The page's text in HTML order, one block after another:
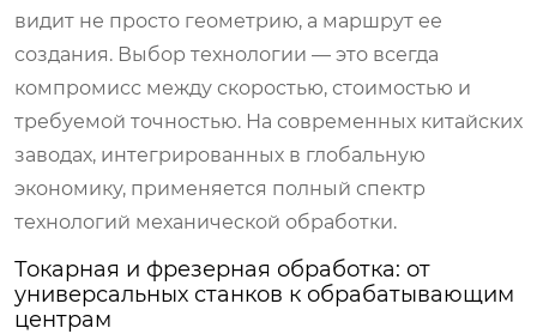
видит не просто геометрию, а маршрут ее
создания. Выбор технологии — это всегда
компромисс между скоростью, стоимостью и
требуемой точностью. На современных китайских
заводах, интегрированных в глобальную
экономику, применяется полный спектр
технологий механической обработки.
Токарная и фрезерная обработка: от
универсальных станков к обрабатывающим
центрам